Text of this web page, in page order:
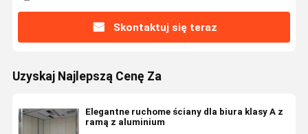
Skontaktuj się teraz
Uzyskaj Najlepszą Cenę Za
Elegantne ruchome ściany dla biura klasy A z
ramą z aluminium